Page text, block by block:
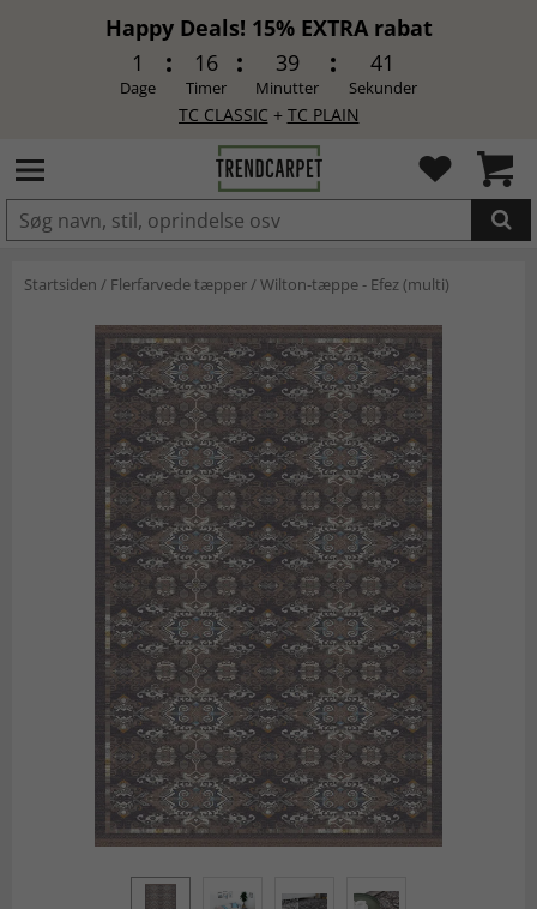
Happy Deals! 15% EXTRA rabat
1
Dage
16
Timer
39
Minutter
40
Sekunder
TC CLASSIC + TC PLAIN
LAGT I INDKØBSKURVEN.
Startsiden / Flerfarvede tæpper/Wilton-tæppe - Efez (multi)